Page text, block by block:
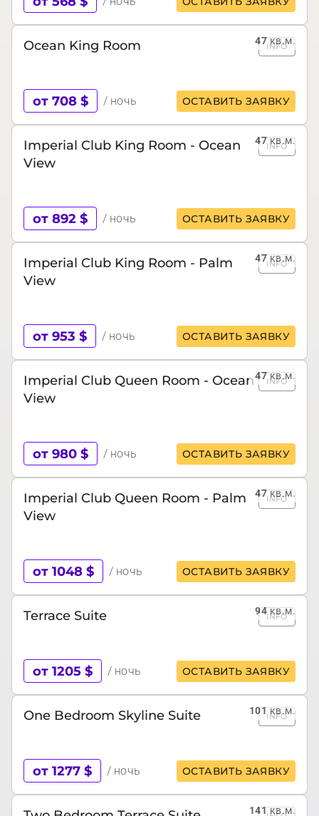
47кв.м.
Ocean King Room INFO
от 708 $ / ночь ОСТАВИТЬ ЗАЯВКУ
47кв.м.
Imperial Club King Room - Ocean
View
INFO
от 892 $ / ночь ОСТАВИТЬ ЗАЯВКУ
47кв.м.
Imperial Club King Room - Palm
View
INFO
от 953 $ / ночь ОСТАВИТЬ ЗАЯВКУ
47кв.м.
Imperial Club Queen Room - Ocean
View
INFO
от 980 $ / ночь ОСТАВИТЬ ЗАЯВКУ
47кв.м.
Imperial Club Queen Room - Palm
View
INFO
от 1048 $ / ночь ОСТАВИТЬ ЗАЯВКУ
94кв.м.
Terrace Suite INFO
от 1205 $ / ночь ОСТАВИТЬ ЗАЯВКУ
101кв.м.
One Bedroom Skyline Suite INFO
от 1277 $ / ночь ОСТАВИТЬ ЗАЯВКУ
141кв.м.